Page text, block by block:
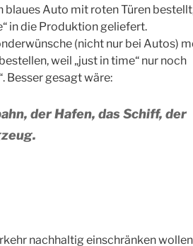
blaues Auto mit roten Türen
in die Produktion geliefert.
(nicht nur bei Autos)
weil „just in time“ nur noch
Besser gesagt wäre:
der Hafen, das Schiff, der
nachhaltig einschränken